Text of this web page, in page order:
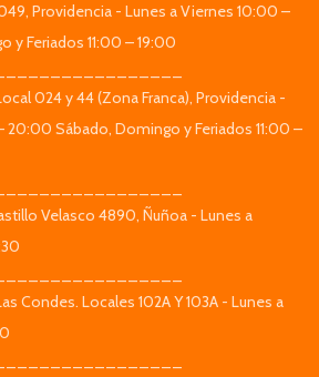
Providencia - Lunes a Viernes 10:00 –
y Feriados 11:00 – 19:00
024 y 44 (Zona Franca), Providencia -
20:00 Sábado, Domingo y Feriados 11:00 –
Velasco 4890, Ñuñoa - Lunes a
Condes. Locales 102A Y 103A - Lunes a